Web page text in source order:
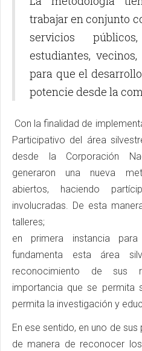
trabajar en conjunto
servicios
estudiantes,
para que el
potencie desde la
Con la finalidad de
Participativo del área
desde la Corporación
generaron una nueva
abiertos, haciendo
involucradas. De esta
talleres;
en primera instancia
fundamenta esta área
reconocimiento de sus
importancia que se permita
permita la investigación y
En ese sentido, en uno de
de manera de reconocer